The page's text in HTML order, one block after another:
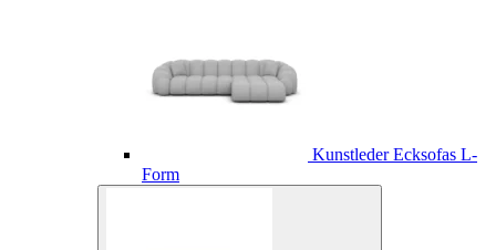
Kunstleder Ecksofas L-
Form